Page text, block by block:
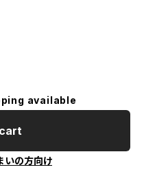
available
いの方向け